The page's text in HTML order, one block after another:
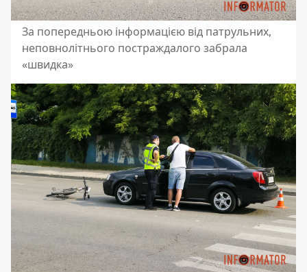
За попередньою інформацією від патрульних,
неповнолітнього постраждалого забрала
«швидка»